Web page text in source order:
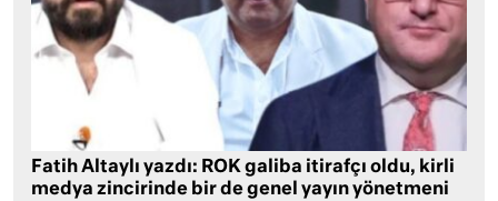
Fatih Altaylı yazdı: ROK galiba itirafçı oldu, kirli
medya zincirinde bir de genel yayın yönetmeni